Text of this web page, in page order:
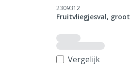
2309312
Fruitvliegjesval, groot
Vergelijk